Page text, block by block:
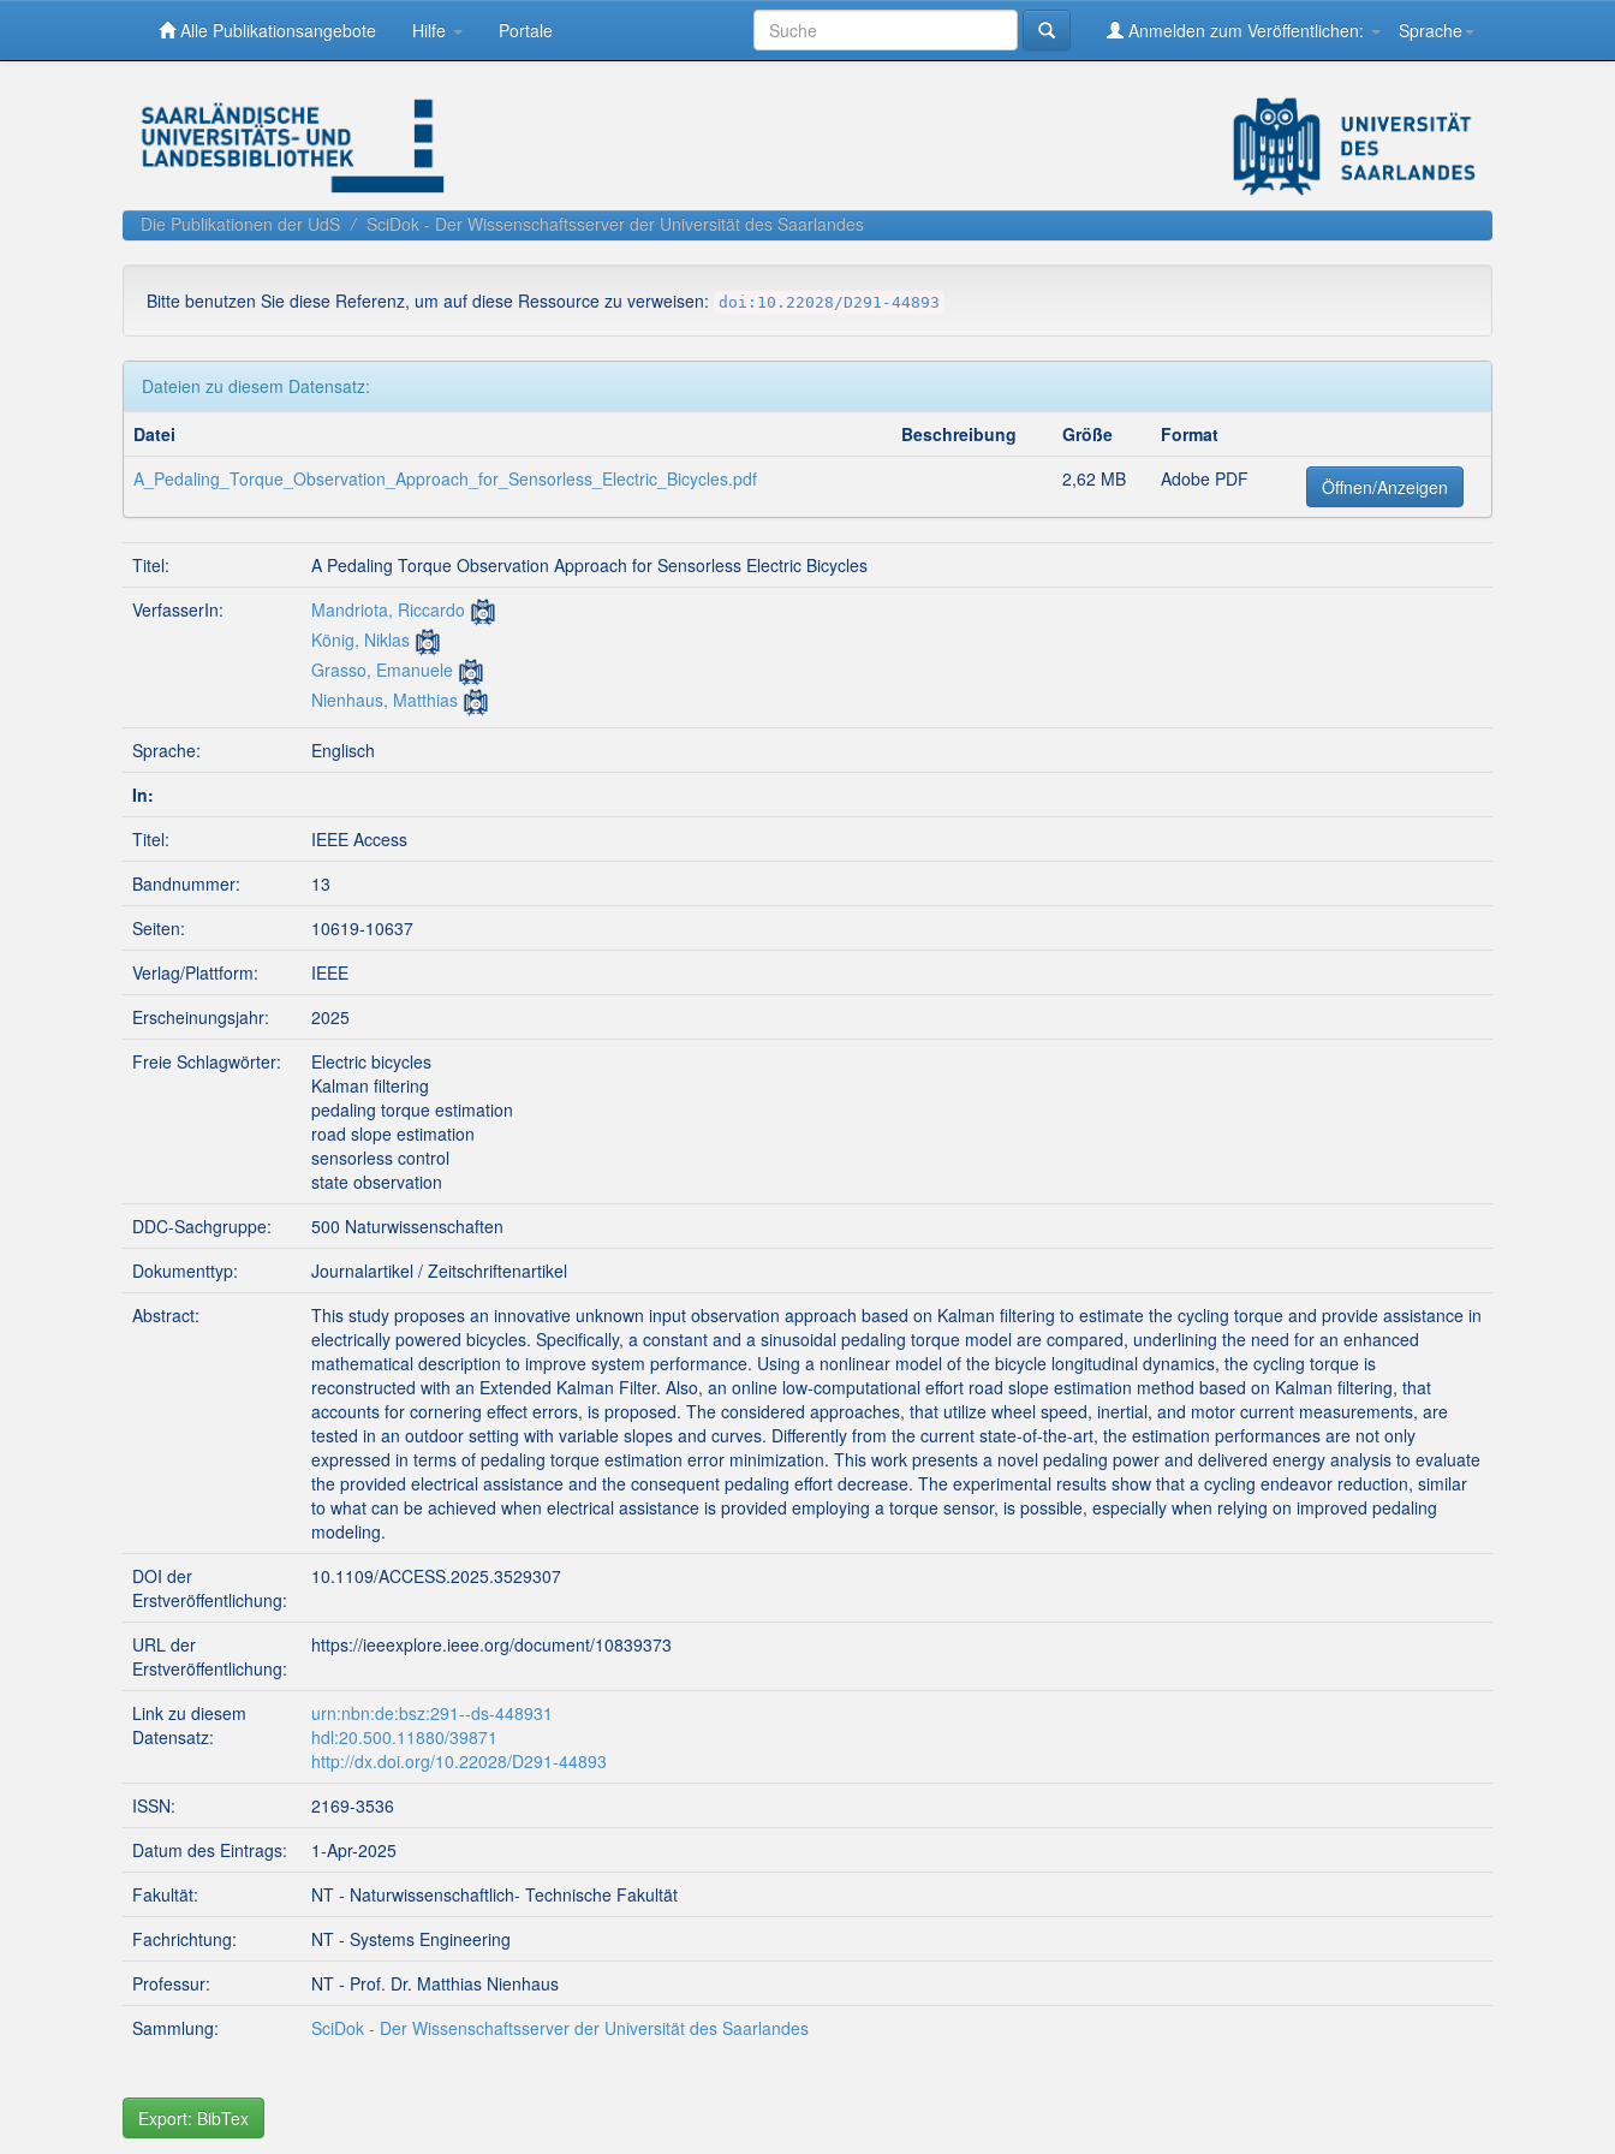
Alle Publikationsangebote Hilfe Portale Sprache
Anmelden zum Veröffentlichen:
Die Publikationen der UdS SciDok - Der Wissenschaftsserver der Universität des Saarlandes
Bitte benutzen Sie diese Referenz, um auf diese Ressource zu verweisen: doi:10.22028/D291-44893
Dateien zu diesem Datensatz:
Datei
Beschreibung Größe
Format
A_Pedaling_Torque_Observation_Approach_for_Sensorless_Electric_Bicycles.pdf
2,62 MB Adobe PDF Öffnen/Anzeigen
Titel:
A Pedaling Torque Observation Approach for Sensorless Electric Bicycles
VerfasserIn:
Mandriota, Riccardo
König, Niklas
Grasso, Emanuele
Nienhaus, Matthias
Sprache:
Englisch
In:
Titel:
IEEE Access
Bandnummer:
13
Seiten:
10619-10637
Verlag/Plattform:
IEEE
Erscheinungsjahr:
2025
Freie Schlagwörter:
Electric bicycles
Kalman filtering
pedaling torque estimation
road slope estimation
sensorless control
state observation
DDC-Sachgruppe:
500 Naturwissenschaften
Dokumenttyp:
Journalartikel / Zeitschriftenartikel
Abstract:
This study proposes an innovative unknown input observation approach based on Kalman filtering to estimate the cycling torque and provide assistance in
electrically powered bicycles. Specifically, a constant and a sinusoidal pedaling torque model are compared, underlining the need for an enhanced
mathematical description to improve system performance. Using a nonlinear model of the bicycle longitudinal dynamics, the cycling torque is
reconstructed with an Extended Kalman Filter. Also, an online low-computational effort road slope estimation method based on Kalman filtering, that
accounts for cornering effect errors, is proposed. The considered approaches, that utilize wheel speed, inertial, and motor current measurements, are
tested in an outdoor setting with variable slopes and curves. Differently from the current state-of-the-art, the estimation performances are not only
expressed in terms of pedaling torque estimation error minimization. This work presents a novel pedaling power and delivered energy analysis to evaluate
the provided electrical assistance and the consequent pedaling effort decrease. The experimental results show that a cycling endeavor reduction, similar
to what can be achieved when electrical assistance is provided employing a torque sensor, is possible, especially when relying on improved pedaling
modeling.
DOI der
Erstveröffentlichung:
10.1109/ACCESS.2025.3529307
URL der
Erstveröffentlichung:
https://ieeexplore.ieee.org/document/10839373
Link zu diesem
Datensatz:
urn:nbn:de:bsz:291--ds-448931
hdl:20.500.11880/39871
http://dx.doi.org/10.22028/D291-44893
ISSN:
2169-3536
Datum des Eintrags:
1-Apr-2025
Fakultät:
NT - Naturwissenschaftlich- Technische Fakultät
Fachrichtung:
NT - Systems Engineering
Professur:
NT - Prof. Dr. Matthias Nienhaus
Sammlung:
SciDok - Der Wissenschaftsserver der Universität des Saarlandes
Export: BibTex